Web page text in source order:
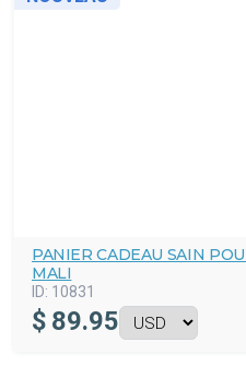
PANIER CADEAU SAIN
MALI
ID: 10831
$ 89.95